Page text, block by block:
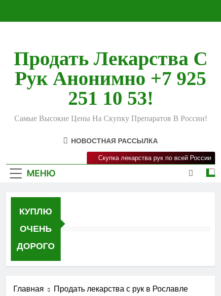
Продать Лекарства С
Рук Анонимно +7 925
251 10 53!
Самые Высокие Цены На Скупку Препаратов В России!
НОВОСТНАЯ РАССЫЛКА
МЕНЮ
Скупка лекарства рук по всей России
КУПЛЮ
ОЧЕНЬ
ДОРОГО
Главная Продать лекарства с рук в Рославле